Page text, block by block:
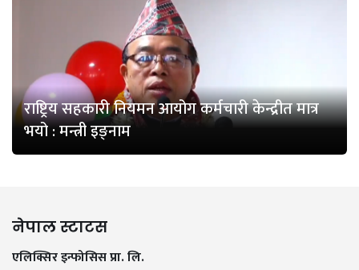
राष्ट्रिय सहकारी नियमन आयोग कर्मचारी केन्द्रीत मात्र
भयो : मन्त्री इङ्नाम
नेपाल स्टाटस
एलिक्सिर इन्फोसिस प्रा. लि.